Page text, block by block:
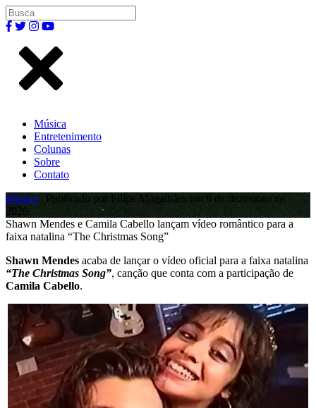
Música
Entretenimento
Colunas
Sobre
Contato
Música | Publicado por Filipe Magalhães em 9 de dezembro de
2020.
Shawn Mendes e Camila Cabello lançam vídeo romântico para a
faixa natalina “The Christmas Song”
Shawn Mendes acaba de lançar o vídeo oficial para a faixa natalina
“The Christmas Song”, canção que conta com a participação de
Camila Cabello.